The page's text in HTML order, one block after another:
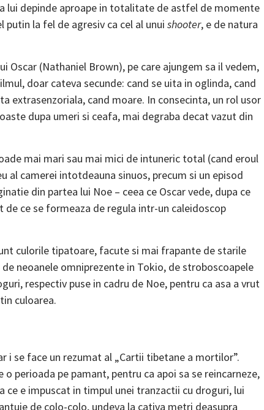
lui depinde aproape in totalitate de astfel de momente
putin la fel de agresiv ca cel al unui shooter, e de natura
Oscar (Nathaniel Brown), pe care ajungem sa il vedem,
doar cateva secunde: cand se uita in oglinda, cand
extrasenzoriala, cand moare. In consecinta, un rol usor
dupa umeri si ceafa, mai degraba decat vazut din
mai mari sau mai mici de intuneric total (cand eroul
al camerei intotdeauna sinuos, precum si un episod
din partea lui Noe – ceea ce Oscar vede, dupa ce
ce se formeaza de regula intr-un caleidoscop
culorile tipatoare, facute si mai frapante de starile
neoanele omniprezente in Tokio, de stroboscoapele
respectiv puse in cadru de Noe, pentru ca asa a vrut
culoarea.
i se face un rezumat al „Cartii tibetane a mortilor”.
perioada pe pamant, pentru ca apoi sa se reincarneze,
ce e impuscat in timpul unei tranzactii cu droguri, lui
de colo-colo, undeva la cativa metri deasupra